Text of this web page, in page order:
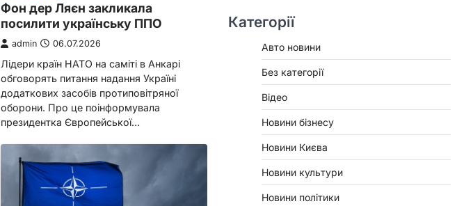
Фон дер Ляєн закликала
посилити українську ППО
admin 06.07.2026
Лідери країн НАТО на саміті в Анкарі
обговорять питання надання Україні
додаткових засобів протиповітряної
оборони. Про це поінформувала
президентка Європейської…
Категорії
Авто новини
Без категорії
Відео
Новини бізнесу
Новини Києва
Новини культури
Новини політики